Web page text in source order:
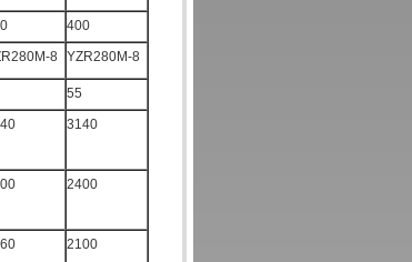
400
8 YZR280M-8
55
3140
2400
2100